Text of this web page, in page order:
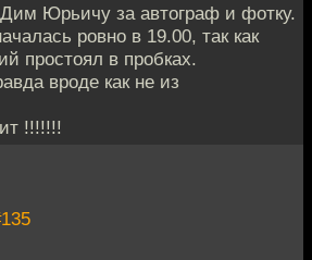
Юрьичу за автограф и фотку.
ровно в 19.00, так как
простоял в пробках.
вроде как не из
!!!!!!!